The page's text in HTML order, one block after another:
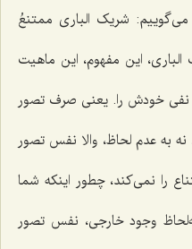
می‌گوییم: شریک الباری ممتنعُ
این مفهوم، این ماهیت
نفی خودش را. یعنی صرف تصور
به عدم لحاظ، والا نفس تصور
را نمی‌کند، چطور اینکه شما
وجود خارجی، نفس تصور